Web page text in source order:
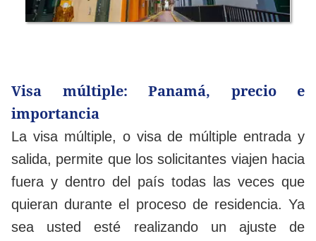
Visa múltiple: Panamá, precio e
importancia
La visa múltiple, o visa de múltiple entrada y
salida, permite que los solicitantes viajen hacia
fuera y dentro del país todas las veces que
quieran durante el proceso de residencia. Ya
sea usted esté realizando un ajuste de